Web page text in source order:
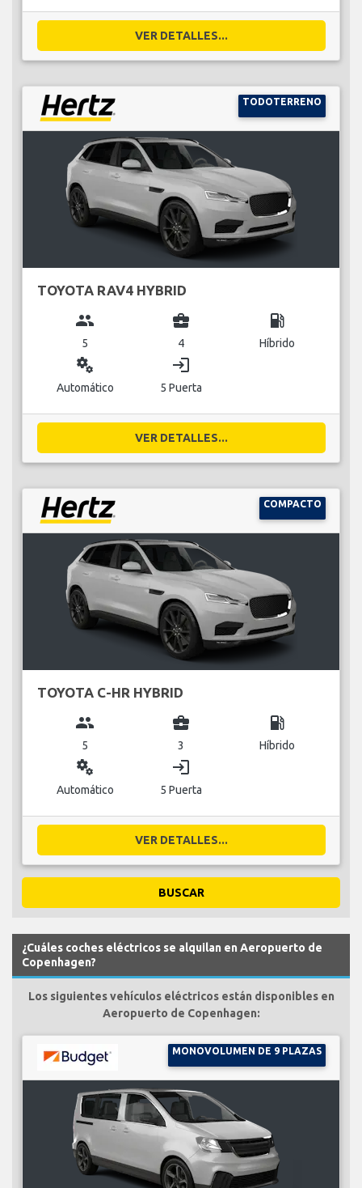
VER DETALLES...
TODOTERRENO
TOYOTA RAV4 HYBRID
group
5
business_center
4
local_gas_station
Híbrido
miscellaneous_services
Automático
login
5 Puerta
VER DETALLES...
COMPACTO
TOYOTA C-HR HYBRID
group
5
business_center
3
local_gas_station
Híbrido
miscellaneous_services
Automático
login
5 Puerta
VER DETALLES...
BUSCAR
¿Cuáles coches eléctricos se alquilan en Aeropuerto de
Copenhagen?
Los siguientes vehículos eléctricos están disponibles en
Aeropuerto de Copenhagen:
MONOVOLUMEN DE 9 PLAZAS